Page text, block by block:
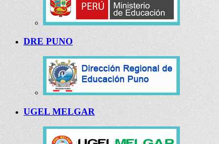
DRE PUNO
UGEL MELGAR